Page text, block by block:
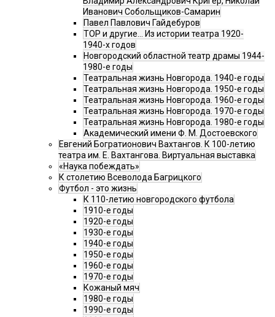
Иванович Собольщиков-Самарин
Павел Павлович Гайдебуров
ТОР и другие… Из истории театра 1920-
1940-х годов
Новгородский областной театр драмы 1944-
1980-е годы
Театральная жизнь Новгорода. 1940-е годы
Театральная жизнь Новгорода. 1950-е годы
Театральная жизнь Новгорода. 1960-е годы
Театральная жизнь Новгорода. 1970-е годы
Театральная жизнь Новгорода. 1980-е годы
Академический имени Ф. М. Достоевского
Евгений Богратионович Вахтангов. К 100-летию
театра им. Е. Вахтангова. Виртуальная выставка
«Наука побеждать»
К столетию Всеволода Багрицкого
Футбол - это жизнь
К 110-летию новгородского футбола
1910-е годы
1920-е годы
1930-е годы
1940-е годы
1950-е годы
1960-е годы
1970-е годы
Кожаный мяч
1980-е годы
1990-е годы